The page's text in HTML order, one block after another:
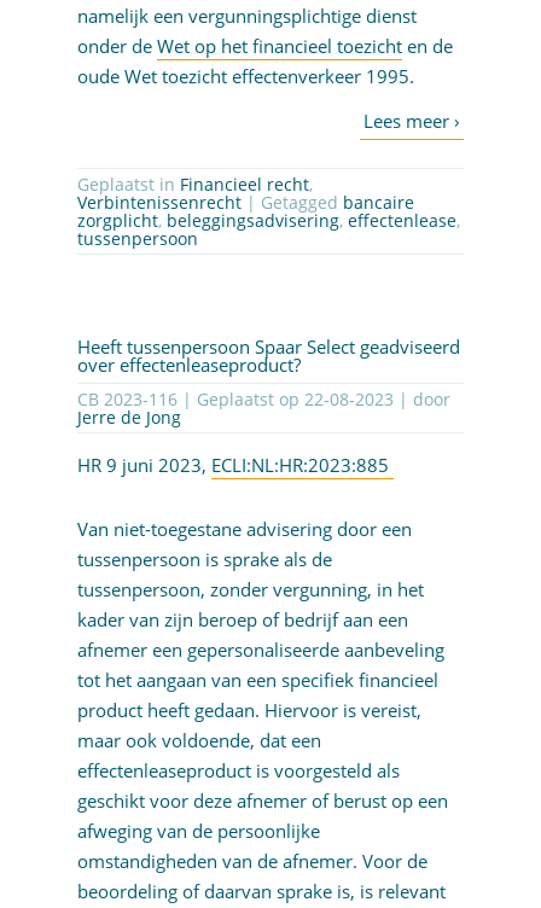
namelijk een vergunningsplichtige dienst
onder de Wet op het financieel toezichten de
oude Wet toezicht effectenverkeer 1995.
Geplaatst in Financieel recht,
Verbintenissenrecht | Getagged bancaire
zorgplicht, beleggingsadvisering, effectenlease,
tussenpersoon
Heeft tussenpersoon Spaar Select geadviseerd
over effectenleaseproduct?
CB 2023-116 | Geplaatst op 22-08-2023 | door
Jerre de Jong
HR 9 juni 2023, ECLI:NL:HR:2023:885
Van niet-toegestane advisering door een
tussenpersoon is sprake als de
tussenpersoon, zonder vergunning, in het
kader van zijn beroep of bedrijf aan een
afnemer een gepersonaliseerde aanbeveling
tot het aangaan van een specifiek financieel
product heeft gedaan. Hiervoor is vereist,
maar ook voldoende, dat een
effectenleaseproduct is voorgesteld als
geschikt voor deze afnemer of berust op een
afweging van de persoonlijke
omstandigheden van de afnemer. Voor de
beoordeling of daarvan sprake is, is relevant